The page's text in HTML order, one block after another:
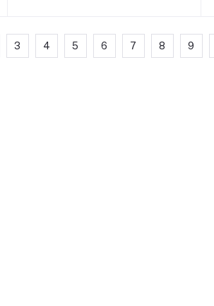
3 4 5 6 7 8 9